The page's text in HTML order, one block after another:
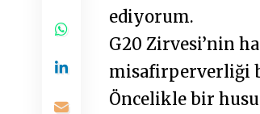
ediyorum.
G20 Zirvesi’nin
misafirperverliği
Öncelikle bir